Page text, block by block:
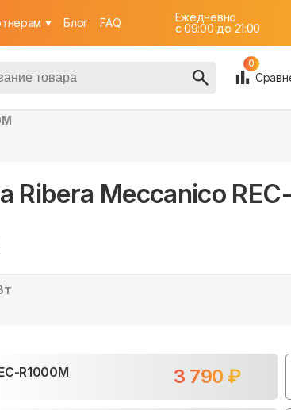
Блог FAQ
Ежедневно
c 09:00 до 21:00
0
Ribera Meccanico
R1000M 3 790 ₽